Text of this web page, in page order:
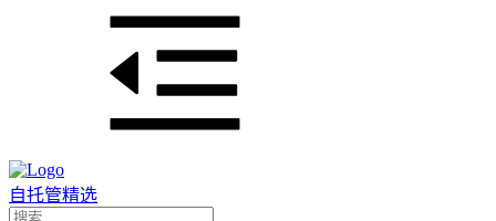
自托管精选